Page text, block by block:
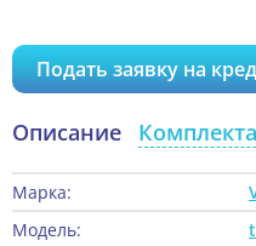
Подать заявку на
Описание
Марка:
Модель: